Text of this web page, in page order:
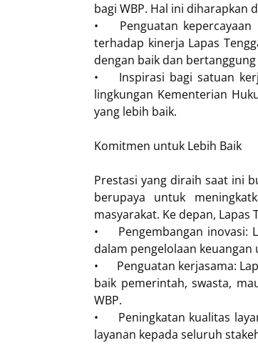
bagi WBP. Hal ini diharapkan
•
Penguatan
terhadap kinerja Lapas
dengan baik dan bertanggung
•
Inspirasi bagi satuan
lingkungan Kementerian
yang lebih baik.
Komitmen untuk Lebih Baik
Prestasi yang diraih saat ini
berupaya untuk
masyarakat. Ke depan,
•
Pengembangan inovasi:
dalam pengelolaan
•
Penguatan kerjasama:
baik pemerintah, swasta,
WBP.
•
Peningkatan kualitas
layanan kepada seluruh